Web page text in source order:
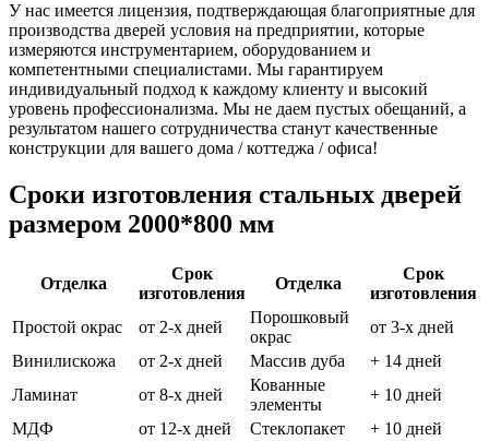
У нас имеется лицензия, подтверждающая благоприятные для
производства дверей условия на предприятии, которые
измеряются инструментарием, оборудованием и
компетентными специалистами. Мы гарантируем
индивидуальный подход к каждому клиенту и высокий
уровень профессионализма. Мы не даем пустых обещаний, а
результатом нашего сотрудничества станут качественные
конструкции для вашего дома / коттеджа / офиса!
Сроки изготовления стальных дверей
размером 2000*800 мм
Отделка
Срок
изготовления
Отделка
Срок
изготовления
Простой окрас
от 2-х дней
Порошковый
окрас
от 3-х дней
Винилискожа
от 2-х дней Массив дуба
+ 14 дней
Ламинат
от 8-х дней
Кованные
элементы
+ 10 дней
МДФ
от 12-х дней Стеклопакет
+ 10 дней